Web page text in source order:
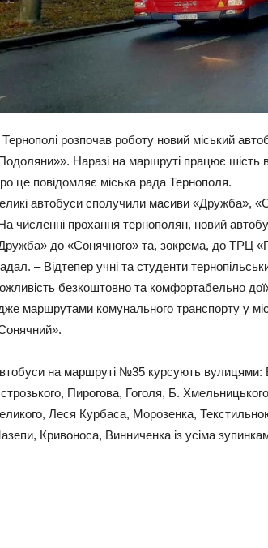
розпочав роботу новий міський
Наразі на маршруті працює шість
це повідомляє міська рада Тернополя.
автобуси сполучили масиви «Дружба»,
численні прохання тернополян, новий
до «Сонячного» та, зокрема, до ТРЦ
– Відтепер учні та студенти
безкоштовно та комфортабельно
маршрутами комунального транспорту у
на маршруті №35 курсують
Пирогова, Гоголя, Б.
Леся Курбаса, Морозенка,
Кривоноса, Винниченка із усіма